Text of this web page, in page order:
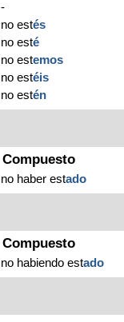
-
no estés
no esté
no estemos
no estéis
no estén
Compuesto
no haber estado
Compuesto
no habiendo estado